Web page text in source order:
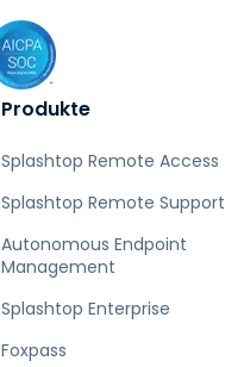
Produkte
Splashtop Remote Access
Splashtop Remote Support
Autonomous Endpoint
Management
Splashtop Enterprise
Foxpass